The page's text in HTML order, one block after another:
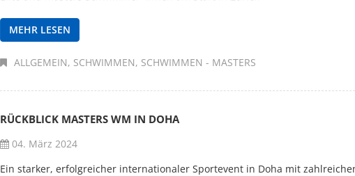
MEHR LESEN
ALLGEMEIN SCHWIMMEN SCHWIMMEN - MASTERS
RÜCKBLICK MASTERS WM IN DOHA
04. März 2024
Ein starker, erfolgreicher internationaler Sportevent in Doha mit